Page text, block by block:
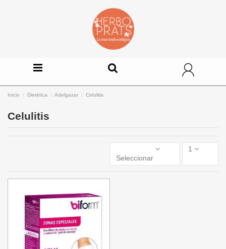
Inicio Dietética Adelgazar Celulitis
Celulitis
Seleccionar
1